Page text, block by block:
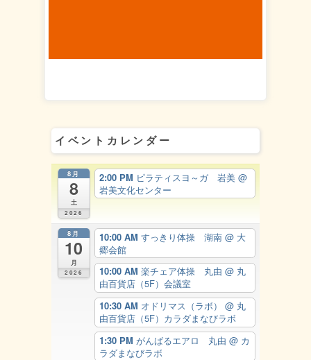
イベントカレンダー
8月
8
土
2026
2:00 PM ピラティスヨ～ガ 岩美 @
岩美文化センター
8月
10
月
2026
10:00 AM すっきり体操 湖南 @ 大
郷会館
10:00 AM 楽チェア体操 丸由 @ 丸
由百貨店（5F）会議室
10:30 AM オドリマス（ラボ） @ 丸
由百貨店（5F）カラダまなびラボ
1:30 PM がんばるエアロ 丸由 @ カ
ラダまなびラボ